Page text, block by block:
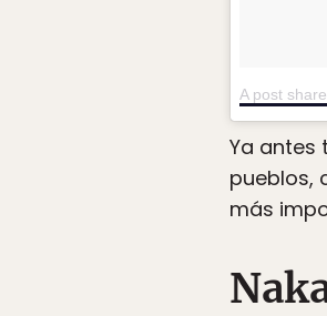
A post
Ya antes
pueblos,
más